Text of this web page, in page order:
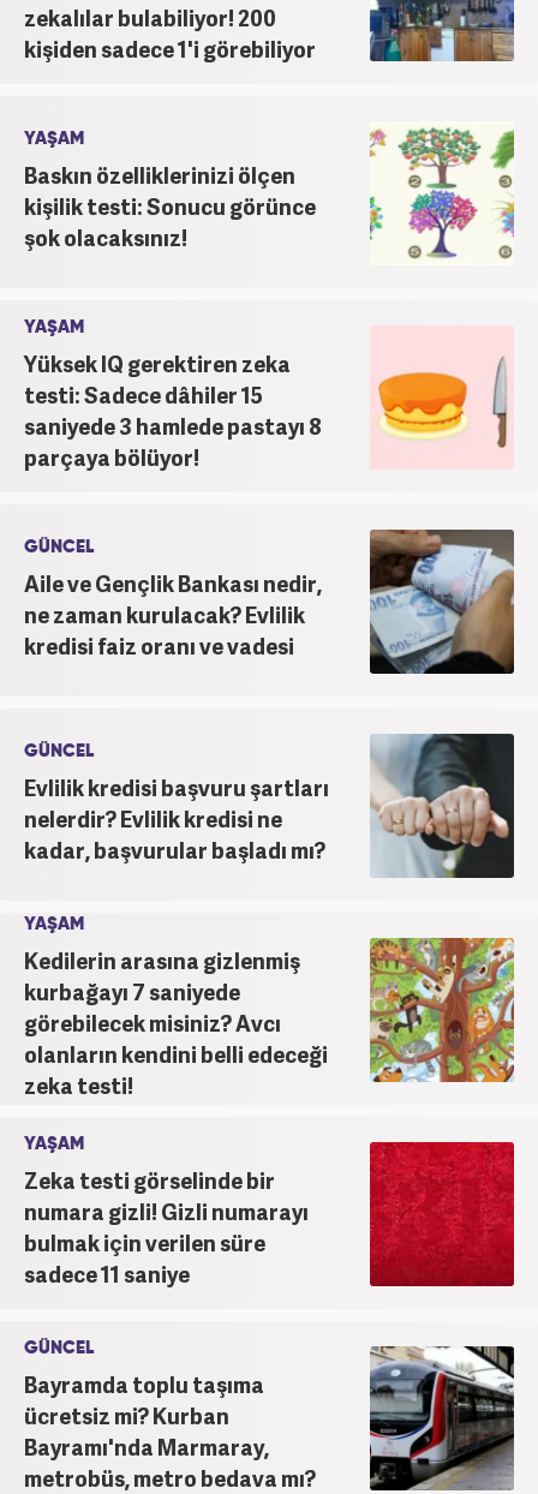
zekalılar bulabiliyor! 200
kişiden sadece 1'i görebiliyor
YAŞAM
Baskın özelliklerinizi ölçen
kişilik testi: Sonucu görünce
şok olacaksınız!
YAŞAM
Yüksek IQ gerektiren zeka
testi: Sadece dâhiler 15
saniyede 3 hamlede pastayı 8
parçaya bölüyor!
GÜNCEL
Aile ve Gençlik Bankası nedir,
ne zaman kurulacak? Evlilik
kredisi faiz oranı ve vadesi
GÜNCEL
Evlilik kredisi başvuru şartları
nelerdir? Evlilik kredisi ne
kadar, başvurular başladı mı?
YAŞAM
Kedilerin arasına gizlenmiş
kurbağayı 7 saniyede
görebilecek misiniz? Avcı
olanların kendini belli edeceği
zeka testi!
YAŞAM
Zeka testi görselinde bir
numara gizli! Gizli numarayı
bulmak için verilen süre
sadece 11 saniye
GÜNCEL
Bayramda toplu taşıma
ücretsiz mi? Kurban
Bayramı'nda Marmaray,
metrobüs, metro bedava mı?